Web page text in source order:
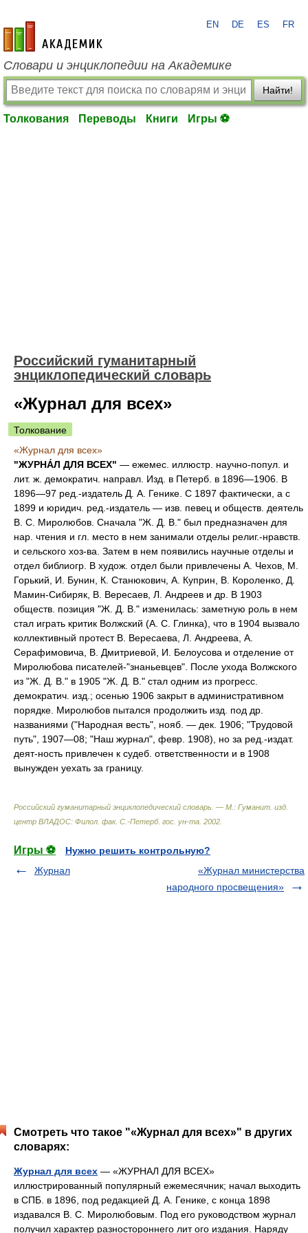
academic.ru
EN DE ES FR
Словари и энциклопедии на Академике
Найти!
Толкования Переводы Книги Игры ⚽
Российский гуманитарный
энциклопедический словарь
«Журнал для всех»
Толкование
«Журнал для всех»
"ЖУРНА́Л ДЛЯ ВСЕХ" — ежемес. иллюстр. научно-попул. и
лит. ж. демократич. направл. Изд. в Петерб. в 1896—1906. В
1896—97 ред.-издатель Д. А. Генике. С 1897 фактически, а с
1899 и юридич. ред.-издатель — изв. певец и обществ. деятель
В. С. Миролюбов. Сначала "Ж. Д. В." был предназначен для
нар. чтения и гл. место в нем занимали отделы религ.-нравств.
и сельского хоз-ва. Затем в нем появились научные отделы и
отдел библиогр. В худож. отдел были привлечены А. Чехов, М.
Горький, И. Бунин, К. Станюкович, А. Куприн, В. Короленко, Д.
Мамин-Сибиряк, В. Вересаев, Л. Андреев и др. В 1903
обществ. позиция "Ж. Д. В." изменилась: заметную роль в нем
стал играть критик Волжский (А. С. Глинка), что в 1904 вызвало
коллективный протест В. Вересаева, Л. Андреева, А.
Серафимовича, В. Дмитриевой, И. Белоусова и отделение от
Миролюбова писателей-"знаньевцев". После ухода Волжского
из "Ж. Д. В." в 1905 "Ж. Д. В." стал одним из прогресс.
демократич. изд.; осенью 1906 закрыт в административном
порядке. Миролюбов пытался продолжить изд. под др.
названиями ("Народная весть", нояб. — дек. 1906; "Трудовой
путь", 1907—08; "Наш журнал", февр. 1908), но за ред.-издат.
деят-ность привлечен к судеб. ответственности и в 1908
вынужден уехать за границу.
Российский гуманитарный энциклопедический словарь. — М.: Гуманит. изд.
центр ВЛАДОС: Филол. фак. С.-Петерб. гос. ун-та 2002
Игры ⚽
Нужно решить контрольную?
Журнал
«Журнал министерства
народного просвещения»
Смотреть что такое "«Журнал для всех»" в других
словарях:
Журнал для всех — «ЖУРНАЛ ДЛЯ ВСЕХ»
иллюстрированный популярный ежемесячник; начал выходить
в СПБ. в 1896, под редакцией Д. А. Генике, с конца 1898
издавался В. С. Миролюбовым. Под его руководством журнал
получил характер разностороннего лит ого издания. Наряду